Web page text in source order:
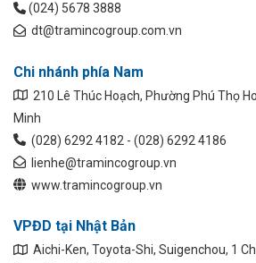
(024) 5678 3888
dt@tramincogroup.com.vn
Chi nhánh phía Nam
210 Lê Thúc Hoạch, Phường Phú Thọ
Minh
(028) 6292 4182 - (028) 6292 4186
lienhe@tramincogroup.vn
www.tramincogroup.vn
VPĐD tại Nhật Bản
Aichi-Ken, Toyota-Shi, Suigenchou, 1